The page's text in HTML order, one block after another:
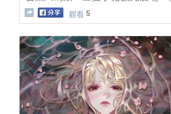
花鹿生態園區
觀看 5